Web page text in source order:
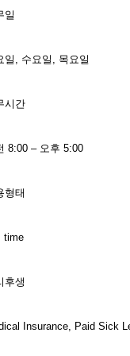
일
일, 수요일, 목요일
시간
8:00 – 오후 5:00
형태
time
후생
Insurance, Paid Sick